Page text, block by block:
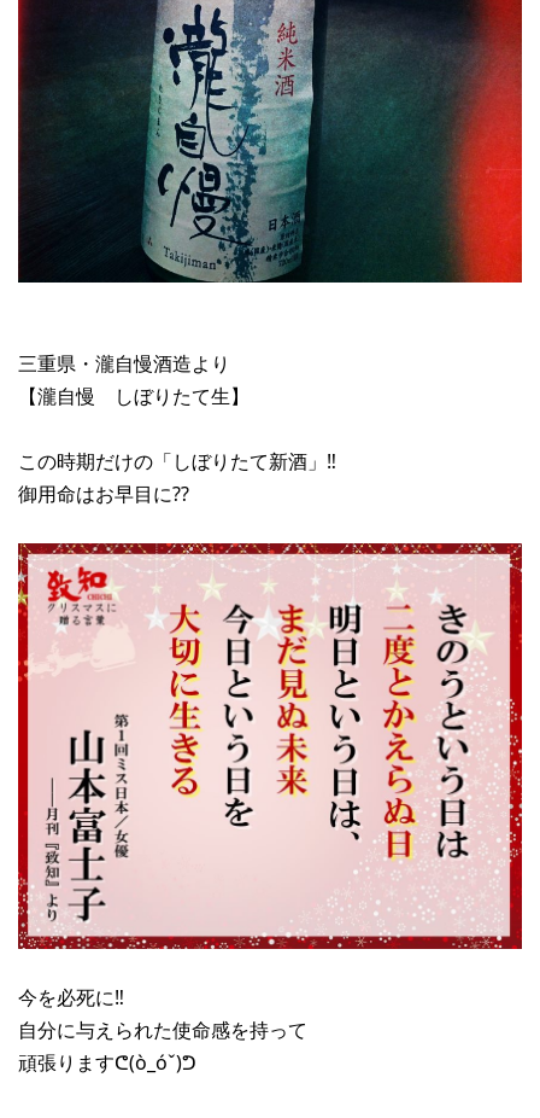
三重県・瀧自慢酒造より
【瀧自慢 しぼりたて生】
この時期だけの「しぼりたて新酒」‼︎
御用命はお早目に??
今を必死に‼︎
自分に与えられた使命感を持って
頑張りますᕦ(ò_óˇ)ᕤ